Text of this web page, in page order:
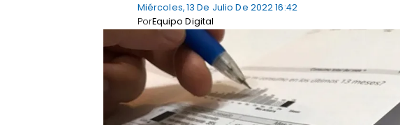
Miércoles, 13 De Julio De 2022 16:42
Equipo Digital
Por